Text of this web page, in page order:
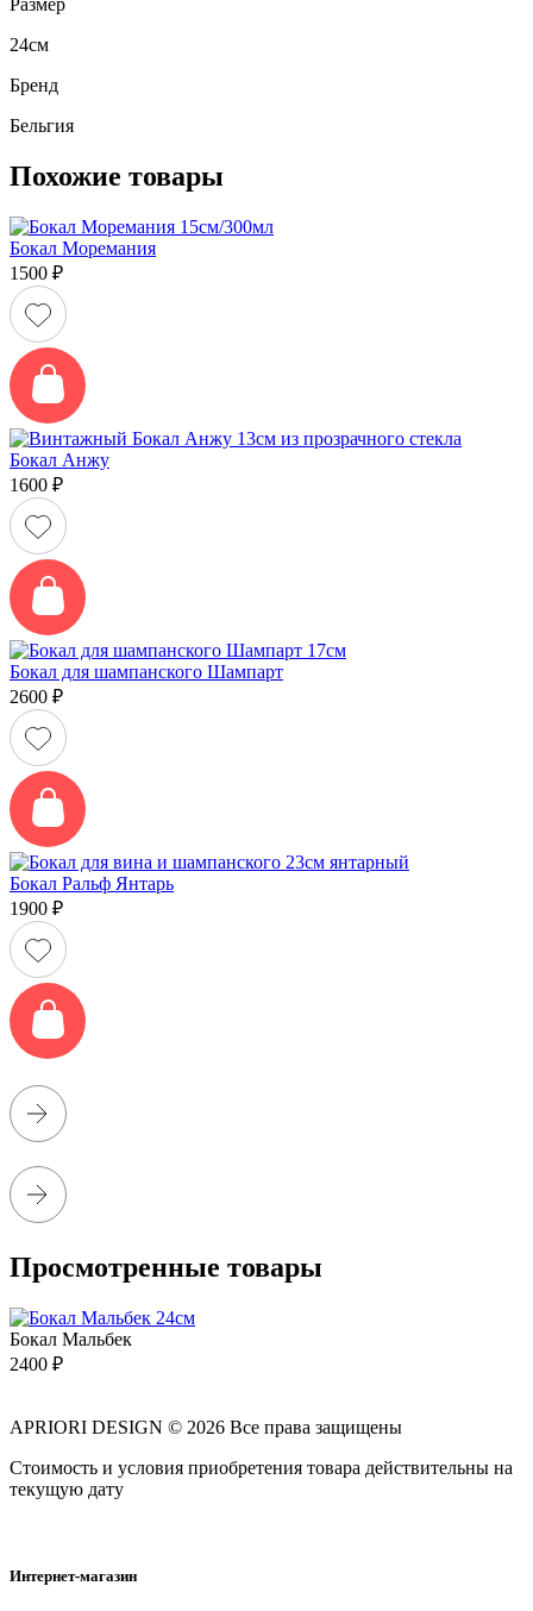
Размер
24см
Бренд
Бельгия
Похожие товары
Бокал Моремания
1500 ₽
Бокал Анжу
1600 ₽
Бокал для шампанского Шампарт
2600 ₽
Бокал Ральф Янтарь
1900 ₽
Просмотренные товары
Бокал Мальбек
2400 ₽
APRIORI DESIGN © 2026 Все права защищены
Cтоимость и условия приобретения товара действительны на
текущую дату
Интернет-магазин